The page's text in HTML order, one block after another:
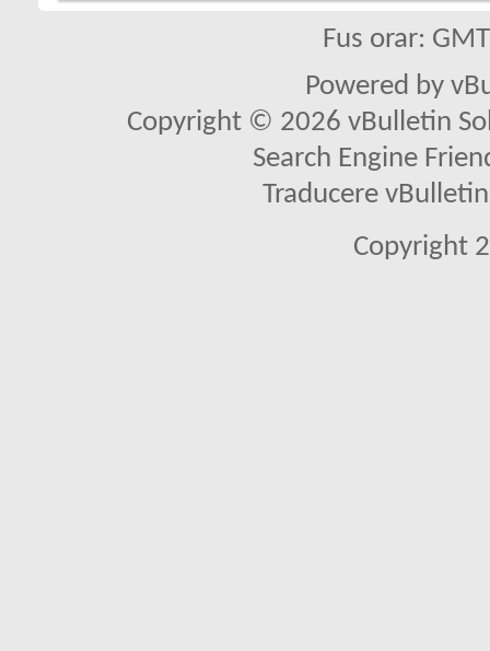
Fus orar:
Powered by
Copyright © 2026 vBulletin
Search Engine
Traducere
Copyright